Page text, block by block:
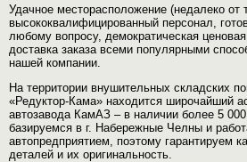
Удачное месторасположение (недалеко от
высококвалифицированный персонал,
любому вопросу, демократическая
доставка заказа всеми популярными
нашей компании.
На территории внушительных складских
«Редуктор-Кама» находится широчайший
автозавода КамАЗ – в наличии более 5
базируемся в г. Набережные Челны и
автопредприятием, поэтому гарантируем
деталей и их оригинальность.